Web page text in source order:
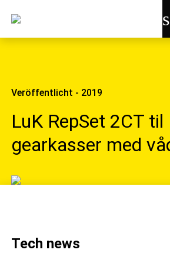
Veröffentlicht - 2019
LuK RepSet 2CT til
gearkasser med
Tech news